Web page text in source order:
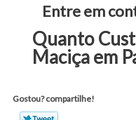
Entre em
Quanto
Maciça em
Gostou? compartilhe!